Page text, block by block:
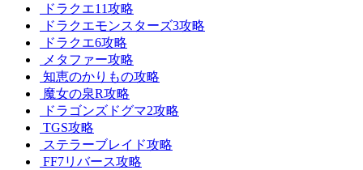
ドラクエ11攻略
ドラクエモンスターズ3攻略
ドラクエ6攻略
メタファー攻略
知恵のかりもの攻略
魔女の泉R攻略
ドラゴンズドグマ2攻略
TGS攻略
ステラーブレイド攻略
FF7リバース攻略